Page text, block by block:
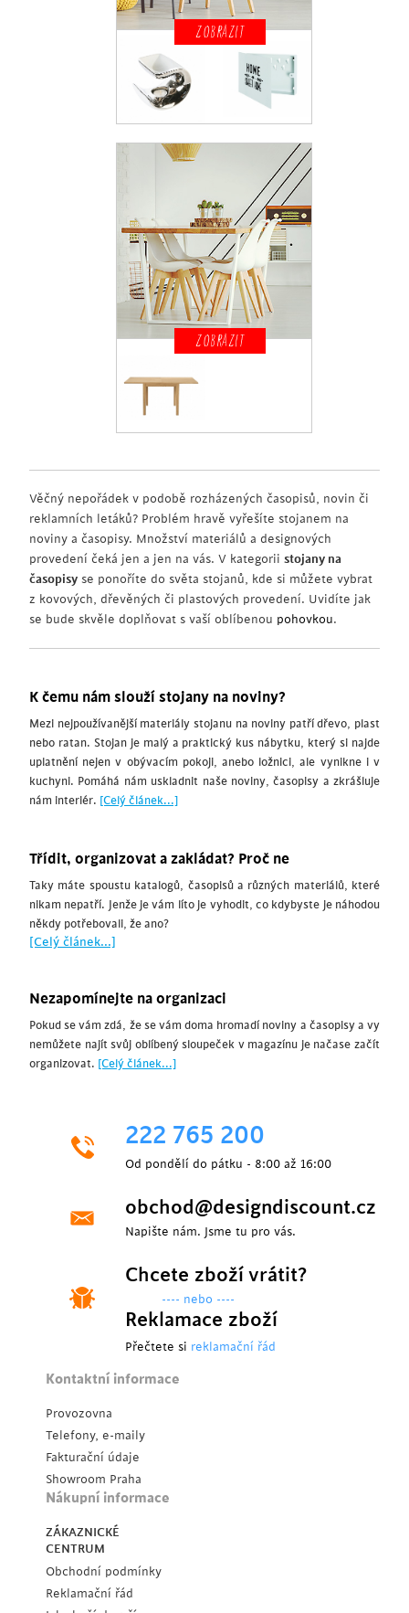
ZOBRAZIT
ZOBRAZIT
Věčný nepořádek v podobě rozházených časopisů, novin či
reklamních letáků? Problém hravě vyřešíte stojanem na
noviny a časopisy. Množství materiálů a designových
provedení čeká jen a jen na vás. V kategorii stojany na
časopisy se ponoříte do světa stojanů, kde si můžete vybrat
z kovových, dřevěných či plastových provedení. Uvidíte jak
se bude skvěle doplňovat s vaší oblíbenou pohovkou.
K čemu nám slouží stojany na noviny?
Mezi nejpoužívanější materiály stojanu na noviny patří dřevo, plast
nebo ratan. Stojan je malý a praktický kus nábytku, který si najde
uplatnění nejen v obývacím pokoji, anebo ložnici, ale vynikne i v
kuchyni. Pomáhá nám uskladnit naše noviny, časopisy a zkrášluje
nám interiér. [Celý článek...]
Třídit, organizovat a zakládat? Proč ne
Taky máte spoustu katalogů, časopisů a různých materiálů, které
nikam nepatří. Jenže je vám líto je vyhodit, co kdybyste je náhodou
někdy potřebovali, že ano?
[Celý článek...]
Nezapomínejte na organizaci
Pokud se vám zdá, že se vám doma hromadí noviny a časopisy a vy
nemůžete najít svůj oblíbený sloupeček v magazínu je načase začít
organizovat. [Celý článek...]
222 765 200
Od pondělí do pátku - 8:00 až 16:00
obchod@designdiscount.cz
Napište nám. Jsme tu pro vás.
Chcete zboží vrátit?
---- nebo ----
Reklamace zboží
Přečtete si reklamační řád
Kontaktní informace
Provozovna
Telefony, e-maily
Fakturační údaje
Showroom Praha
Nákupní informace
ZÁKAZNICKÉ
CENTRUM
Obchodní podmínky
Reklamační řád